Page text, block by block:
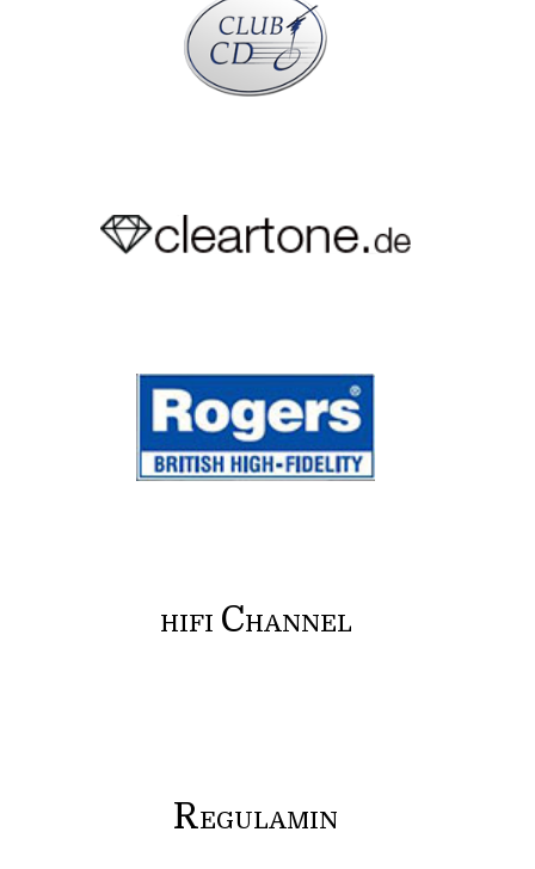
HIFI CHANNEL
REGULAMIN